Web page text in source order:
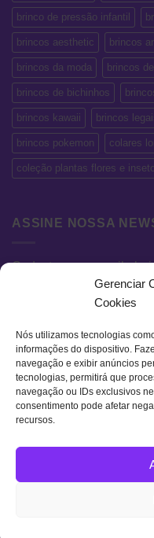
Gerenciar
Cookies
Nós utilizamos tecnologias
informações do dispositivo.
navegação e exibir anúncios
tecnologias, permitirá que
navegação ou IDs exclusivos
consentimento pode afetar
recursos.
brinco de pressão infantil
brincos aesthetic brincos
brincos da moda brincos
brincos de bichinhos
brincos kawaii brincos
brincos pokemon colares
coleção plantas flores e
ASSINE NOSSA
Cadastre seu e-mail
novidades e promoções